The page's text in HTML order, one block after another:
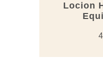
Locion